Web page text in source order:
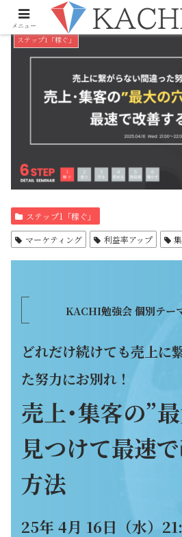
ステップ1「稼ぐ」
ステップ1「稼ぐ」
マーケティング 利益率アップ
KACHI勉強会 個別テー
どれだけ続けても売上に
た努力にお別れ！
売上･集客の”
見つけて最速
方法
25年 4月 16日（水）
メニュー